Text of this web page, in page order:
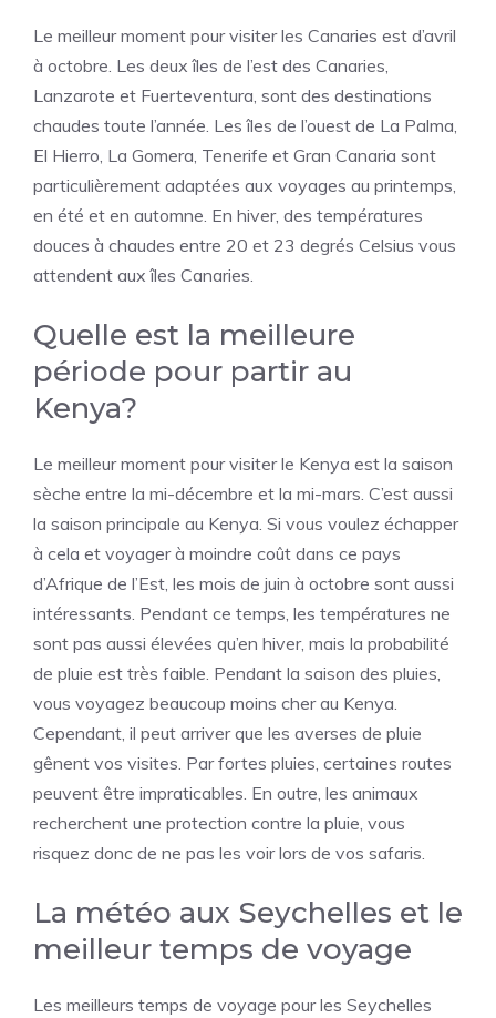
Le meilleur moment pour visiter les Canaries est d’avril
à octobre. Les deux îles de l’est des Canaries,
Lanzarote et Fuerteventura, sont des destinations
chaudes toute l’année. Les îles de l’ouest de La Palma,
El Hierro, La Gomera, Tenerife et Gran Canaria sont
particulièrement adaptées aux voyages au printemps,
en été et en automne. En hiver, des températures
douces à chaudes entre 20 et 23 degrés Celsius vous
attendent aux îles Canaries.
Quelle est la meilleure
période pour partir au
Kenya?
Le meilleur moment pour visiter le Kenya est la saison
sèche entre la mi-décembre et la mi-mars. C’est aussi
la saison principale au Kenya. Si vous voulez échapper
à cela et voyager à moindre coût dans ce pays
d’Afrique de l’Est, les mois de juin à octobre sont aussi
intéressants. Pendant ce temps, les températures ne
sont pas aussi élevées qu’en hiver, mais la probabilité
de pluie est très faible. Pendant la saison des pluies,
vous voyagez beaucoup moins cher au Kenya.
Cependant, il peut arriver que les averses de pluie
gênent vos visites. Par fortes pluies, certaines routes
peuvent être impraticables. En outre, les animaux
recherchent une protection contre la pluie, vous
risquez donc de ne pas les voir lors de vos safaris.
La météo aux Seychelles et le
meilleur temps de voyage
Les meilleurs temps de voyage pour les Seychelles